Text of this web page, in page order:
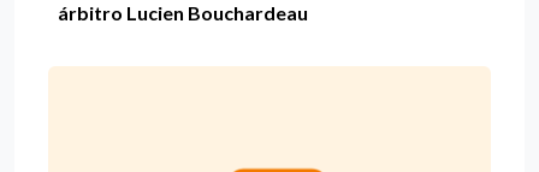
árbitro Lucien Bouchardeau